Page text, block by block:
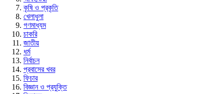
কৃষি ও প্রকৃতি
খেলাধুলা
গণমাধ্যম
চাকরি
জাতীয়
ধর্ম
নির্বাচন
প্রবাসের খবর
ফিচার
বিজ্ঞান ও প্রযুক্তি